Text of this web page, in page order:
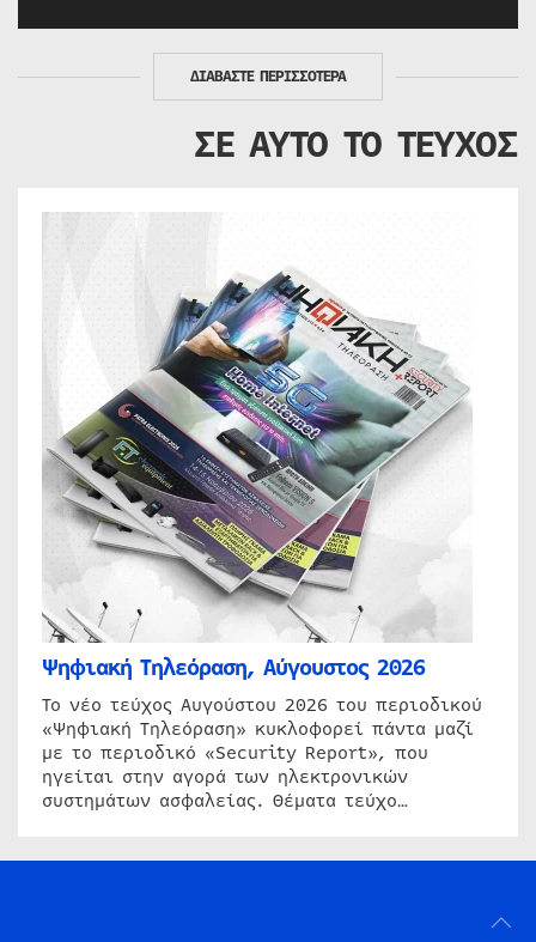
ΔΙΑΒΑΣΤΕ ΠΕΡΙΣΣΟΤΕΡΑ
ΣΕ ΑΥΤΟ ΤΟ ΤΕΥΧΟΣ
Ψηφιακή Τηλεόραση, Αύγουστος 2026
Το νέο τεύχος Αυγούστου 2026 του περιοδικού
«Ψηφιακή Τηλεόραση» κυκλοφορεί πάντα μαζί
με το περιοδικό «Security Report», που
ηγείται στην αγορά των ηλεκτρονικών
συστημάτων ασφαλείας. Θέματα τεύχο…